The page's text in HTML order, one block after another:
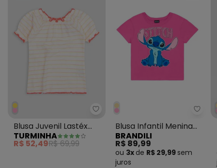
Turminha - Blusa Juvenil Lastéx
Blusa Juvenil Lastéx
Comfy Rosa
TURMINHA
R$ 52,49R$ 69,99
Blusa Infantil Menina
em Meia Malha Rosa
BRANDILI
R$ 89,99
ou 3x de R$ 29,99 sem
juros